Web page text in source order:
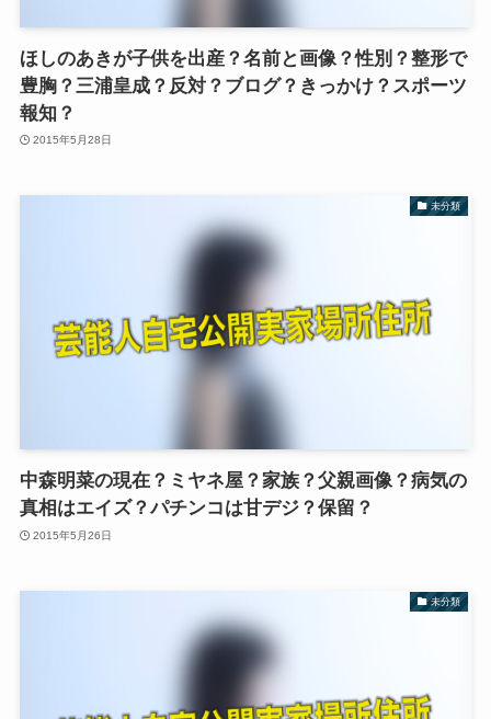
ほしのあきが子供を出産？名前と画像？性別？整形で
豊胸？三浦皇成？反対？ブログ？きっかけ？スポーツ
報知？
2015年5月28日
未分類
中森明菜の現在？ミヤネ屋？家族？父親画像？病気の
真相はエイズ？パチンコは甘デジ？保留？
2015年5月26日
未分類